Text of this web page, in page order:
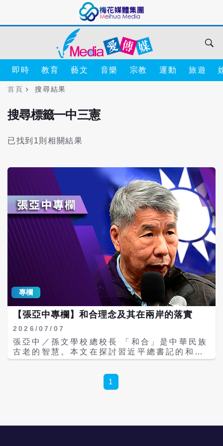
即時 教育 藝文 音樂 宗教 運動 旅遊
首頁 搜尋結果
搜尋標籤一中三憲
已找到1則相關結果
專欄
【張亞中專欄】和合理念及其在兩岸的落實
2026/07/07
張亞中／孫文學校總校長 「和合」是中華民族
古老的智慧。本文在探討習近平總書記的和合
理念，以及回顧孫中山先生的和合精神，並期
同利益，以文化深化共同認同，推進兩岸融
合，共同為民族振興、國家富強與人民幸福做
1